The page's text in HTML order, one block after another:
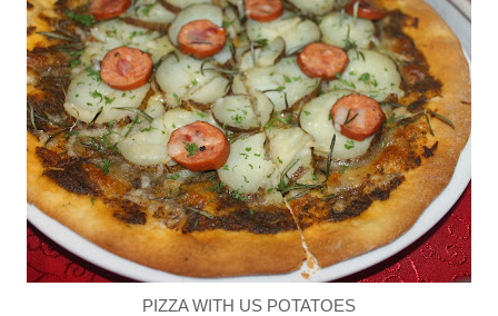
PIZZA WITH US POTATOES